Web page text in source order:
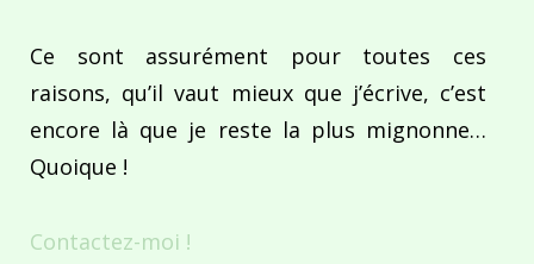
Ce sont assurément pour toutes ces
raisons, qu’il vaut mieux que j’écrive, c’est
encore là que je reste la plus mignonne…
Quoique !
Contactez-moi !